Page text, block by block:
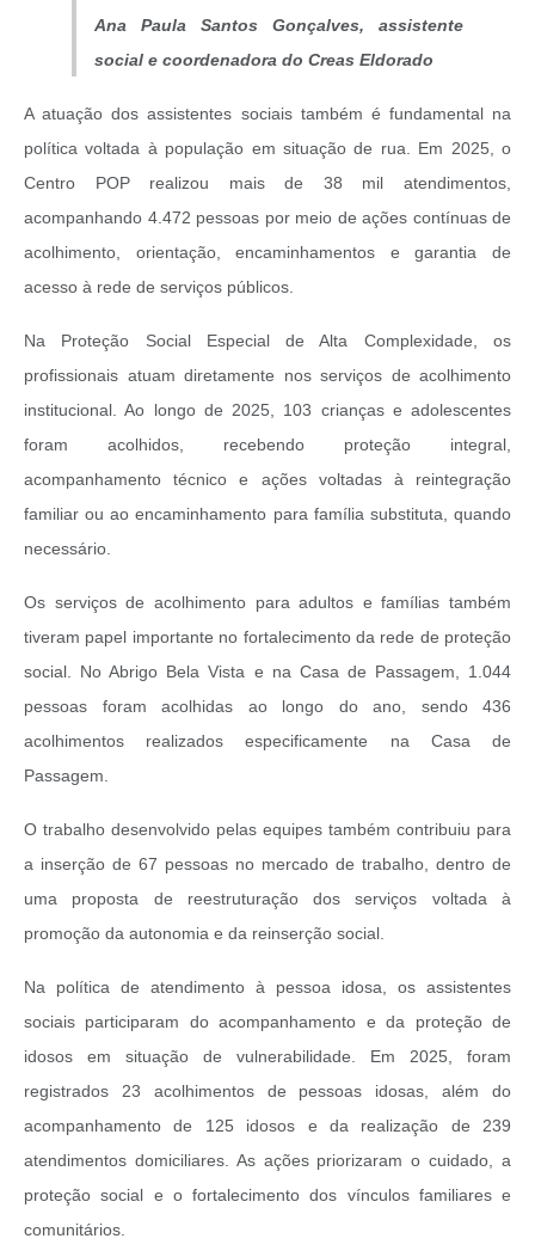
Ana Paula Santos Gonçalves, assistente
social e coordenadora do Creas Eldorado
A atuação dos assistentes sociais também é fundamental na
política voltada à população em situação de rua. Em 2025, o
Centro POP realizou mais de 38 mil atendimentos,
acompanhando 4.472 pessoas por meio de ações contínuas de
acolhimento, orientação, encaminhamentos e garantia de
acesso à rede de serviços públicos.
Na Proteção Social Especial de Alta Complexidade, os
profissionais atuam diretamente nos serviços de acolhimento
institucional. Ao longo de 2025, 103 crianças e adolescentes
foram acolhidos, recebendo proteção integral,
acompanhamento técnico e ações voltadas à reintegração
familiar ou ao encaminhamento para família substituta, quando
necessário.
Os serviços de acolhimento para adultos e famílias também
tiveram papel importante no fortalecimento da rede de proteção
social. No Abrigo Bela Vista e na Casa de Passagem, 1.044
pessoas foram acolhidas ao longo do ano, sendo 436
acolhimentos realizados especificamente na Casa de
Passagem.
O trabalho desenvolvido pelas equipes também contribuiu para
a inserção de 67 pessoas no mercado de trabalho, dentro de
uma proposta de reestruturação dos serviços voltada à
promoção da autonomia e da reinserção social.
Na política de atendimento à pessoa idosa, os assistentes
sociais participaram do acompanhamento e da proteção de
idosos em situação de vulnerabilidade. Em 2025, foram
registrados 23 acolhimentos de pessoas idosas, além do
acompanhamento de 125 idosos e da realização de 239
atendimentos domiciliares. As ações priorizaram o cuidado, a
proteção social e o fortalecimento dos vínculos familiares e
comunitários.